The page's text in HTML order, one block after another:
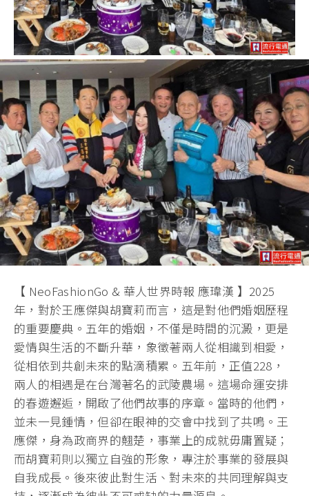
【 NeoFashionGo & 華人世界時報 應瑋漢 】2025
年，對於王應傑與胡寶莉而言，這是對他們婚姻歷程
的重要慶典。五年的婚姻，不僅是時間的沉澱，更是
愛情與生活的不斷升華，象徵著兩人從相識到相愛，
從相依到共創未來的點滴積累。五年前，正值228，
兩人的相遇是在台灣著名的武陵農場。這場命運安排
的春遊邂逅，開啟了他們故事的序章。當時的他們，
並未一見鍾情，但卻在眼神的交會中找到了共鳴。王
應傑，身為政商界的翹楚，事業上的成就毋庸置疑；
而胡寶莉則以獨立自強的形象，專注於事業的發展與
自我成長。後來彼此對生活、對未來的共同理解與支